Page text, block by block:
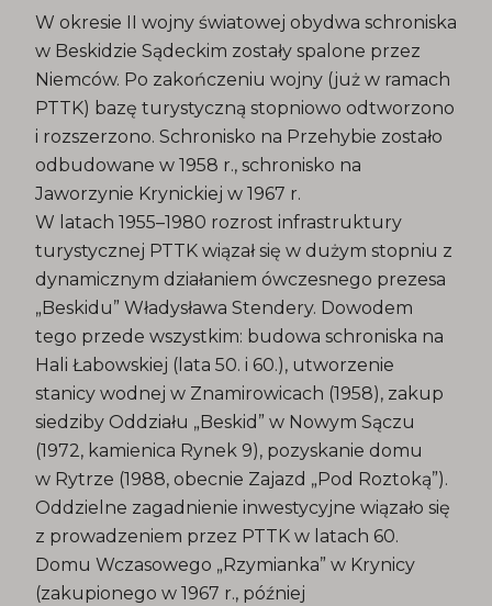
W okresie II wojny światowej obydwa schroniska
w Beskidzie Sądeckim zostały spalone przez
Niemców. Po zakończeniu wojny (już w ramach
PTTK) bazę turystyczną stopniowo odtworzono
i rozszerzono. Schronisko na Przehybie zostało
odbudowane w 1958 r., schronisko na
Jaworzynie Krynickiej w 1967 r.
W latach 1955–1980 rozrost infrastruktury
turystycznej PTTK wiązał się w dużym stopniu z
dynamicznym działaniem ówczesnego prezesa
„Beskidu” Władysława Stendery. Dowodem
tego przede wszystkim: budowa schroniska na
Hali Łabowskiej (lata 50. i 60.), utworzenie
stanicy wodnej w Znamirowicach (1958), zakup
siedziby Oddziału „Beskid” w Nowym Sączu
(1972, kamienica Rynek 9), pozyskanie domu
w Rytrze (1988, obecnie Zajazd „Pod Roztoką”).
Oddzielne zagadnienie inwestycyjne wiązało się
z prowadzeniem przez PTTK w latach 60.
Domu Wczasowego „Rzymianka” w Krynicy
(zakupionego w 1967 r., później